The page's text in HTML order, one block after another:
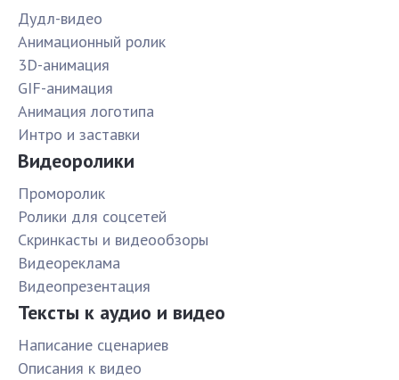
Дудл-видео
Анимационный ролик
3D-анимация
GIF-анимация
Анимация логотипа
Интро и заставки
Видеоролики
Проморолик
Ролики для соцсетей
Скринкасты и видеообзоры
Видеореклама
Видеопрезентация
Тексты к аудио и видео
Написание сценариев
Описания к видео